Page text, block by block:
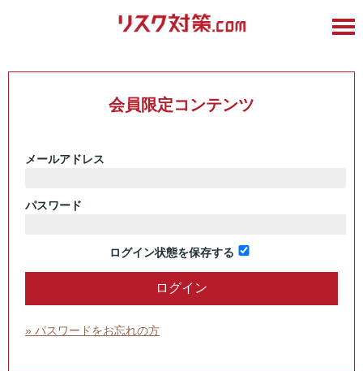
会員限定コンテンツ
メールアドレス
パスワード
ログイン状態を保存する
» パスワードをお忘れの方